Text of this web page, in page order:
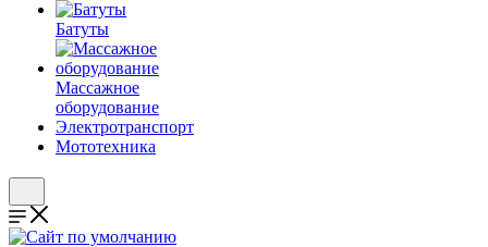
Батуты
Массажное
оборудование
Электротранспорт
Мототехника